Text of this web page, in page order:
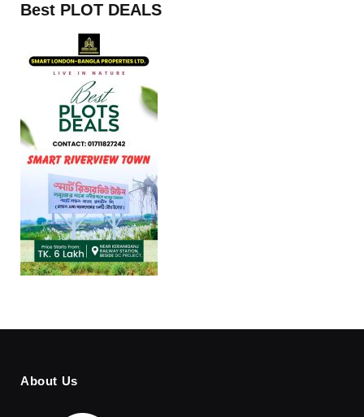
Best PLOT DEALS
About Us